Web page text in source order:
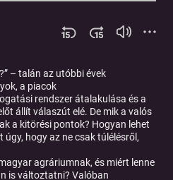
– talán az utóbbi évek
a piacok
rendszer átalakulása és a
állít válaszút elé. De mik a valós
a kitörési pontok? Hogyan lehet
hogy az ne csak túlélésről,
agráriumnak, és miért lenne
is változtatni? Valóban